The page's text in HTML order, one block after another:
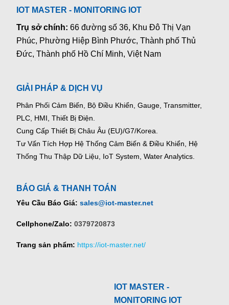
IOT MASTER - MONITORING IOT
Trụ sở chính:66 đường số 36, Khu Đô Thị Vạn
Phúc, Phường Hiệp Bình Phước, Thành phố Thủ
Đức, Thành phố Hồ Chí Minh, Việt Nam
GIẢI PHÁP & DỊCH VỤ
Phân Phối Cảm Biến, Bộ Điều Khiển, Gauge, Transmitter,
PLC, HMI, Thiết Bị Điện.
Cung Cấp Thiết Bị Châu Âu (EU)/G7/Korea.
Tư Vấn Tích Hợp Hệ Thống Cảm Biến & Điều Khiển, Hệ
Thống Thu Thập Dữ Liệu, IoT System, Water Analytics.
BÁO GIÁ & THANH TOÁN
Yêu Cầu Báo Giá: sales@iot-master.net
Cellphone/Zalo: 0379720873
Trang sản phẩm: https://iot-master.net/
IOT MASTER -
MONITORING IOT